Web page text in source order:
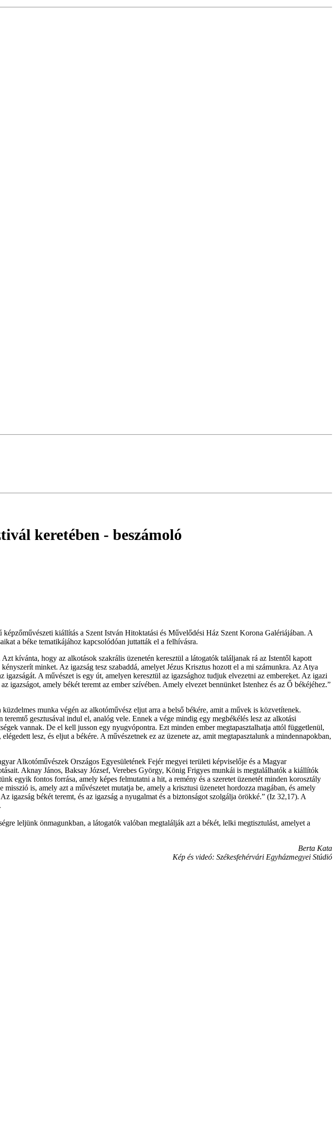
keretében - beszámoló
kiállítás a Szent István Hitoktatási és Művelődési Ház Szent Korona Galériájában. A
a béke tematikájához kapcsolódóan juttatták el a felhívásra.
kívánta, hogy az alkotások szakrális üzenetén keresztül a látogatók találjanak rá az Istentől kapott
minket. Az igazság tesz szabaddá, amelyet Jézus Krisztus hozott el a mi számunkra. Az Atya
igazságát. A művészet is egy út, amelyen keresztül az igazsághoz tudjuk elvezetni az embereket. Az igazi
igazságot, amely békét teremt az ember szívében. Amely elvezet bennünket Istenhez és az Ő békéjéhez.”
munka végén az alkotóművész eljut arra a belső békére, amit a művek is közvetítenek.
gesztusával indul el, analóg vele. Ennek a vége mindig egy megbékélés lesz az alkotási
vannak. De el kell jusson egy nyugvópontra. Ezt minden ember megtapasztalhatja attól függetlenül,
lesz, és eljut a békére. A művészetnek ez az üzenete az, amit megtapasztalunk a mindennapokban,
Alkotóművészek Országos Egyesületének Fejér megyei területi képviselője és a Magyar
Aknay János, Baksay József, Verebes György, König Frigyes munkái is megtalálhatók a kiállítók
egyik fontos forrása, amely képes felmutatni a hit, a remény és a szeretet üzenetét minden korosztály
is, amely azt a művészetet mutatja be, amely a krisztusi üzenetet hordozza magában, és amely
igazság békét teremt, és az igazság a nyugalmat és a biztonságot szolgálja örökké.” (Iz 32,17). A
leljünk önmagunkban, a látogatók valóban megtalálják azt a békét, lelki megtisztulást, amelyet a
Berta Kata
Kép és videó: Székesfehérvári Egyházmegyei Stúdió